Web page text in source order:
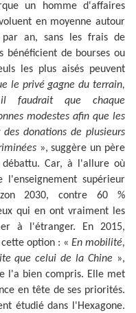
un homme d'affaires
en moyenne autour
par an, sans les frais de
bénéficient de bourses ou
les plus aisés peuvent
le privé gagne du terrain,
faudrait que chaque
modestes afin que les
donations de plusieurs
», suggère un père
Car, à l'allure où
supérieur
2030, contre 60 %
qui en ont vraiment les
à l'étranger. En 2015,
option : « En mobilité,
que celui de la Chine »,
l'a bien compris. Elle met
en tête de ses priorités.
étudié dans l'Hexagone.